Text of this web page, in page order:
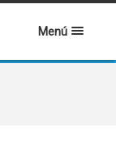
Menú